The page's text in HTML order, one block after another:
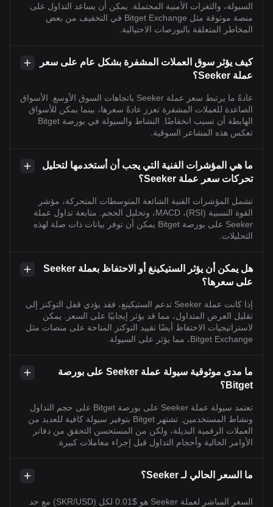
السيولة، والثغرات الأمنية المحتملة. يمكن أن يساعد التداول على
منصة موثوقة مثل Bitget Exchange في التخفيف من بعض
المخاطر المتعلقة بالبورصات الاحتيالية.
كيف يؤثر سوق العملات المشفرة بشكل عام على سعر
عملة Seeker؟
عادةً ما يرتبط سعر عملة Seeker باتجاهات السوق الأوسع. الأسواق
الصاعدة للعملات المشفرة تعزز عادةً سعرها، بينما يمكن للأسواق
الهابطة أن تسبب انخفاضًا. النشاط والسيولة في بورصة Bitget
تعكس هذه المشاعر السوقية.
ما هي المؤشرات الفنية التي يجب أن أستخدمها لتحليل
تحركات سعر عملة Seeker؟
تشمل المؤشرات الفنية الشائعة المتوسطات المتحركة، مؤشر
القوة النسبية (RSI)، MACD، وتحليل الحجم. متابعة تداول عملة
Seeker على بورصة Bitget يمكن أن توفر بيانات ذات صلة لهذه
التحليلات.
هل يمكن أن يؤثر الستيكينغ أو الاحتفاظ بعملة Seeker
على سعرها؟
إذا كانت عملة Seeker تدعم الستيكينغ، فقد يؤدي قفل التوكنز إلى
تقليل العرض المتداول، مما قد يؤثر إيجابيًا على السعر. يمكن
لاستراتيجيات الاحتفاظ أيضًا تقييد التوكنز المتاحة على منصات مثل
Bitget Exchange، مما يؤثر على السيولة.
ما مدى موثوقية سيولة عملة Seeker على بورصة
Bitget؟
تعتمد سيولة عملة Seeker على بورصة Bitget على حجم التداول
ونشاط المستخدمين. تشتهر Bitget بتوفير سيولة كافية للعديد من
العملات الرقمية البديلة، ولكن من المستحسن التحقق من دفاتر
الأوامر الحالية وأحجام التداول قبل إجراء معاملات كبيرة.
ما السعر الحالي لـ Seeker؟
السعر المباشر لعملة Seeker هو $0.01 لكل (SKR/USD) مع حد